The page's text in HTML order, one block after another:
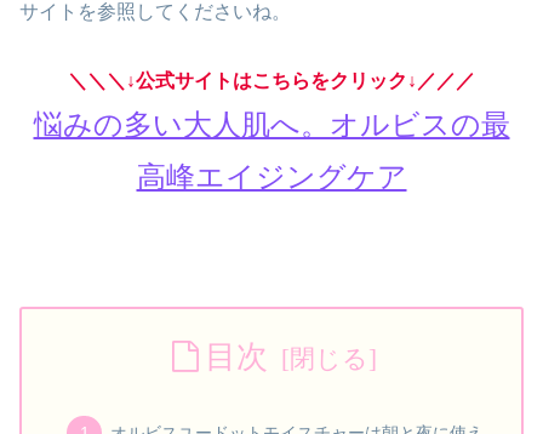
サイトを参照してくださいね。
＼＼＼↓公式サイトはこちらをクリック↓／／／
悩みの多い大人肌へ。オルビスの最
高峰エイジングケア
目次